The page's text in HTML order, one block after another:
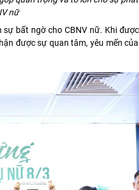
nữ
bất ngờ cho CBNV nữ. Khi
được sự quan tâm, yêu mến